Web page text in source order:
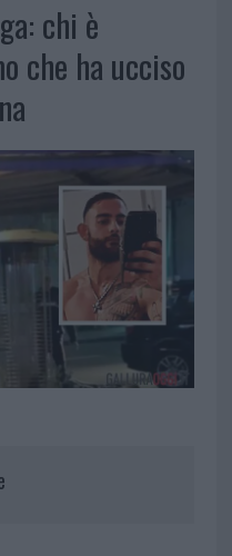
chi è
che ha ucciso